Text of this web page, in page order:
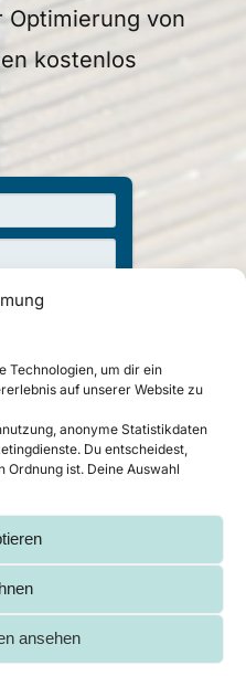
Technologien, um dir ein
auf unserer Website zu
anonyme Statistikdaten
Du entscheidest,
ist. Deine Auswahl
ansehen
Optimierung von
kostenlos
auf
Sie
Ihrer